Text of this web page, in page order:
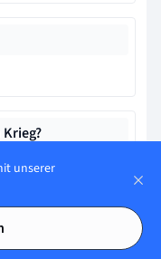
in die
unserer